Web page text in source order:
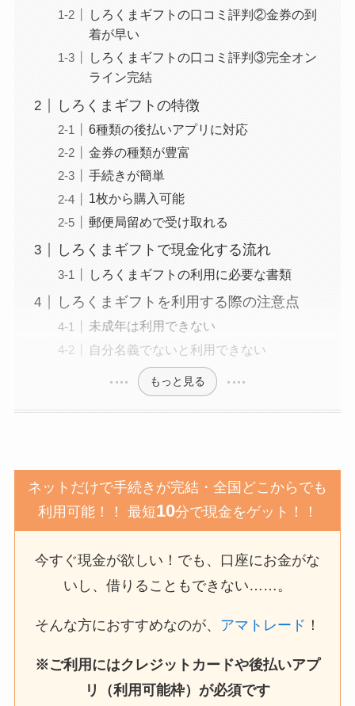
しろくまギフトの口コミ評判②金券の到
着が早い
しろくまギフトの口コミ評判③完全オン
ライン完結
しろくまギフトの特徴
6種類の後払いアプリに対応
金券の種類が豊富
手続きが簡単
1枚から購入可能
郵便局留めで受け取れる
しろくまギフトで現金化する流れ
しろくまギフトの利用に必要な書類
しろくまギフトを利用する際の注意点
未成年は利用できない
自分名義でないと利用できない
もっと見る
ネットだけで手続きが完結・全国どこからでも
利用可能！！ 最短10分で現金をゲット！！
今すぐ現金が欲しい！でも、口座にお金がな
いし、借りることもできない……。
そんな方におすすめなのが、 アマトレード ！
※ご利用にはクレジットカードや後払いアプ
リ（利用可能枠）が必須です